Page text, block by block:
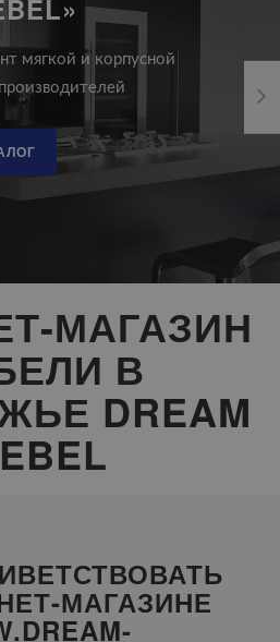
мягкой и корпусной
МАГАЗИН
В
DREAM
МАГАЗИНЕ